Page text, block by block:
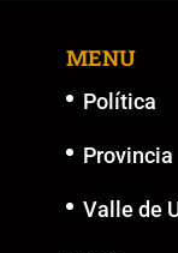
MENU
Política
Provincia
Valle de